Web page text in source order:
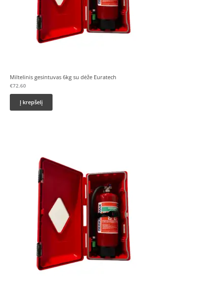
Miltelinis gesintuvas 6kg su dėže Euratech
€72.60
Į krepšelį